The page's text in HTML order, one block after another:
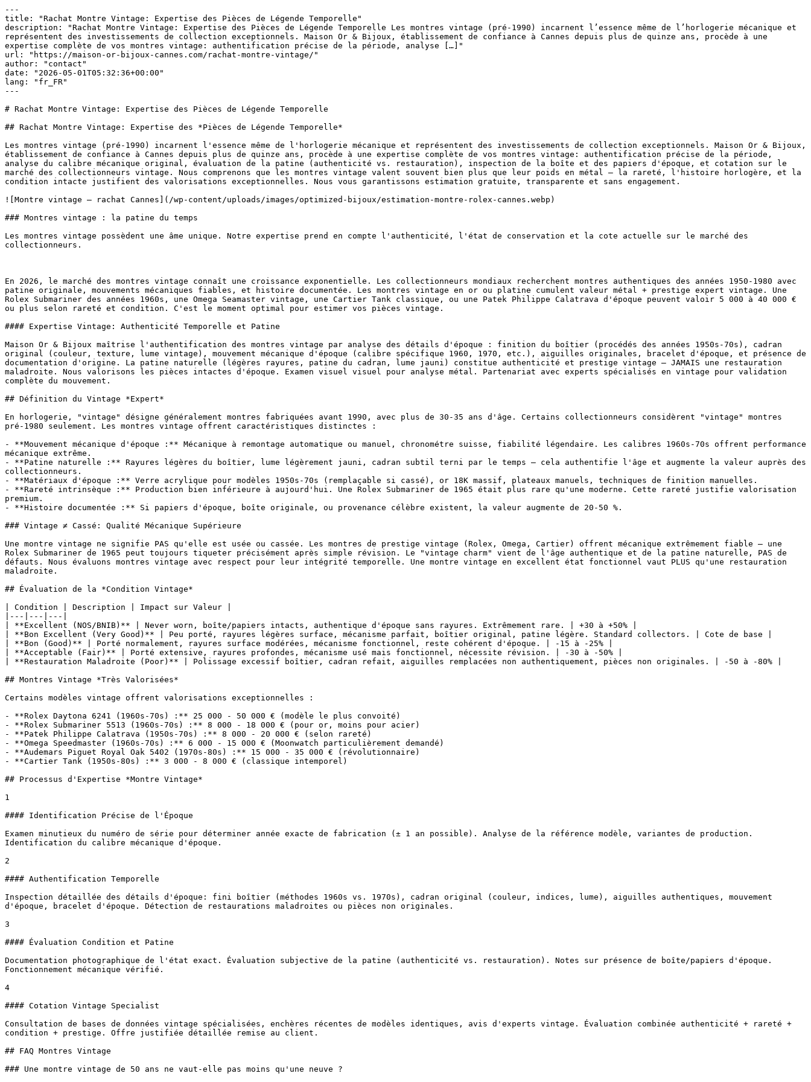
---
title: "Rachat Montre Vintage: Expertise des Pièces de Légende Temporelle"
description: "Rachat Montre Vintage: Expertise des Pièces de Légende Temporelle Les montres vintage (pré-1990) incarnent l’essence même de l’horlogerie mécanique et
représentent des investissements de collection exceptionnels. Maison Or & Bijoux, établissement de confiance à Cannes depuis plus de quinze ans, procède à une
expertise complète de vos montres vintage: authentification précise de la période, analyse […]"
url: "https://maison-or-bijoux-cannes.com/rachat-montre-vintage/"
author: "contact"
date: "2026-05-01T05:32:36+00:00"
lang: "fr_FR"
---
# Rachat Montre Vintage: Expertise des Pièces de Légende Temporelle
## Rachat Montre Vintage: Expertise des *Pièces de Légende Temporelle*
Les montres vintage (pré-1990) incarnent l'essence même de l'horlogerie mécanique et représentent des investissements de collection exceptionnels. Maison Or & Bijoux,
établissement de confiance à Cannes depuis plus de quinze ans, procède à une expertise complète de vos montres vintage: authentification précise de la période,
analyse du calibre mécanique original, évaluation de la patine (authenticité vs. restauration), inspection de la boîte et des papiers d'époque, et cotation sur le
marché des collectionneurs vintage. Nous comprenons que les montres vintage valent souvent bien plus que leur poids en métal — la rareté, l'histoire horlogère, et la
condition intacte justifient des valorisations exceptionnelles. Nous vous garantissons estimation gratuite, transparente et sans engagement.
![Montre vintage — rachat Cannes](/wp-content/uploads/images/optimized-bijoux/estimation-montre-rolex-cannes.webp)
### Montres vintage : la patine du temps
Les montres vintage possèdent une âme unique. Notre expertise prend en compte l'authenticité, l'état de conservation et la cote actuelle sur le marché des
collectionneurs.
En 2026, le marché des montres vintage connaît une croissance exponentielle. Les collectionneurs mondiaux recherchent montres authentiques des années 1950-1980 avec
patine originale, mouvements mécaniques fiables, et histoire documentée. Les montres vintage en or ou platine cumulent valeur métal + prestige expert vintage. Une
Rolex Submariner des années 1960s, une Omega Seamaster vintage, une Cartier Tank classique, ou une Patek Philippe Calatrava d'époque peuvent valoir 5 000 à 40 000 €
ou plus selon rareté et condition. C'est le moment optimal pour estimer vos pièces vintage.
#### Expertise Vintage: Authenticité Temporelle et Patine
Maison Or & Bijoux maîtrise l'authentification des montres vintage par analyse des détails d'époque : finition du boîtier (procédés des années 1950s-70s), cadran
original (couleur, texture, lume vintage), mouvement mécanique d'époque (calibre spécifique 1960, 1970, etc.), aiguilles originales, bracelet d'époque, et présence de
documentation d'origine. La patine naturelle (légères rayures, patine du cadran, lume jauni) constitue authenticité et prestige vintage — JAMAIS une restauration
maladroite. Nous valorisons les pièces intactes d'époque. Examen visuel visuel pour analyse métal. Partenariat avec experts spécialisés en vintage pour validation
complète du mouvement.
## Définition du Vintage *Expert*
En horlogerie, "vintage" désigne généralement montres fabriquées avant 1990, avec plus de 30-35 ans d'âge. Certains collectionneurs considèrent "vintage" montres
pré-1980 seulement. Les montres vintage offrent caractéristiques distinctes :
- **Mouvement mécanique d'époque :** Mécanique à remontage automatique ou manuel, chronométre suisse, fiabilité légendaire. Les calibres 1960s-70s offrent performance
mécanique extrême.
- **Patine naturelle :** Rayures légères du boîtier, lume légèrement jauni, cadran subtil terni par le temps — cela authentifie l'âge et augmente la valeur auprès des
collectionneurs.
- **Matériaux d'époque :** Verre acrylique pour modèles 1950s-70s (remplaçable si cassé), or 18K massif, plateaux manuels, techniques de finition manuelles.
- **Rareté intrinsèque :** Production bien inférieure à aujourd'hui. Une Rolex Submariner de 1965 était plus rare qu'une moderne. Cette rareté justifie valorisation
premium.
- **Histoire documentée :** Si papiers d'époque, boîte originale, ou provenance célèbre existent, la valeur augmente de 20-50 %.
### Vintage ≠ Cassé: Qualité Mécanique Supérieure
Une montre vintage ne signifie PAS qu'elle est usée ou cassée. Les montres de prestige vintage (Rolex, Omega, Cartier) offrent mécanique extrêmement fiable — une
Rolex Submariner de 1965 peut toujours tiqueter précisément après simple révision. Le "vintage charm" vient de l'âge authentique et de la patine naturelle, PAS de
défauts. Nous évaluons montres vintage avec respect pour leur intégrité temporelle. Une montre vintage en excellent état fonctionnel vaut PLUS qu'une restauration
maladroite.
## Évaluation de la *Condition Vintage*
| Condition | Description | Impact sur Valeur |
|---|---|---|
| **Excellent (NOS/BNIB)** | Never worn, boîte/papiers intacts, authentique d'époque sans rayures. Extrêmement rare. | +30 à +50% |
| **Bon Excellent (Very Good)** | Peu porté, rayures légères surface, mécanisme parfait, boîtier original, patine légère. Standard collectors. | Cote de base |
| **Bon (Good)** | Porté normalement, rayures surface modérées, mécanisme fonctionnel, reste cohérent d'époque. | -15 à -25% |
| **Acceptable (Fair)** | Porté extensive, rayures profondes, mécanisme usé mais fonctionnel, nécessite révision. | -30 à -50% |
| **Restauration Maladroite (Poor)** | Polissage excessif boîtier, cadran refait, aiguilles remplacées non authentiquement, pièces non originales. | -50 à -80% |
## Montres Vintage *Très Valorisées*
Certains modèles vintage offrent valorisations exceptionnelles :
- **Rolex Daytona 6241 (1960s-70s) :** 25 000 - 50 000 € (modèle le plus convoité)
- **Rolex Submariner 5513 (1960s-70s) :** 8 000 - 18 000 € (pour or, moins pour acier)
- **Patek Philippe Calatrava (1950s-70s) :** 8 000 - 20 000 € (selon rareté)
- **Omega Speedmaster (1960s-70s) :** 6 000 - 15 000 € (Moonwatch particulièrement demandé)
- **Audemars Piguet Royal Oak 5402 (1970s-80s) :** 15 000 - 35 000 € (révolutionnaire)
- **Cartier Tank (1950s-80s) :** 3 000 - 8 000 € (classique intemporel)
## Processus d'Expertise *Montre Vintage*
1
#### Identification Précise de l'Époque
Examen minutieux du numéro de série pour déterminer année exacte de fabrication (± 1 an possible). Analyse de la référence modèle, variantes de production.
Identification du calibre mécanique d'époque.
2
#### Authentification Temporelle
Inspection détaillée des détails d'époque: fini boîtier (méthodes 1960s vs. 1970s), cadran original (couleur, indices, lume), aiguilles authentiques, mouvement
d'époque, bracelet d'époque. Détection de restaurations maladroites ou pièces non originales.
3
#### Évaluation Condition et Patine
Documentation photographique de l'état exact. Évaluation subjective de la patine (authenticité vs. restauration). Notes sur présence de boîte/papiers d'époque.
Fonctionnement mécanique vérifié.
4
#### Cotation Vintage Specialist
Consultation de bases de données vintage spécialisées, enchères récentes de modèles identiques, avis d'experts vintage. Évaluation combinée authenticité + rareté +
condition + prestige. Offre justifiée détaillée remise au client.
## FAQ Montres Vintage
### Une montre vintage de 50 ans ne vaut-elle pas moins qu'une neuve ?